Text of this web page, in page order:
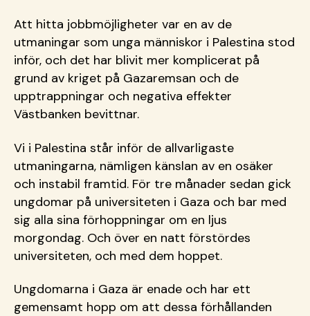
Att hitta jobbmöjligheter var en av de
utmaningar som unga människor i Palestina stod
inför, och det har blivit mer komplicerat på
grund av kriget på Gazaremsan och de
upptrappningar och negativa effekter
Västbanken bevittnar.
Vi i Palestina står inför de allvarligaste
utmaningarna, nämligen känslan av en osäker
och instabil framtid. För tre månader sedan gick
ungdomar på universiteten i Gaza och bar med
sig alla sina förhoppningar om en ljus
morgondag. Och över en natt förstördes
universiteten, och med dem hoppet.
Ungdomarna i Gaza är enade och har ett
gemensamt hopp om att dessa förhållanden